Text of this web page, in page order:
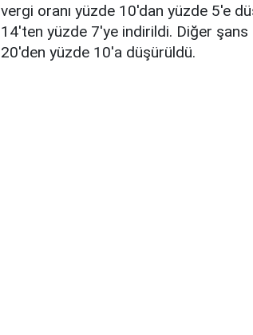
vergi oranı yüzde 10'dan yüzde 5'e
14'ten yüzde 7'ye indirildi. Diğer şans
20'den yüzde 10'a düşürüldü.